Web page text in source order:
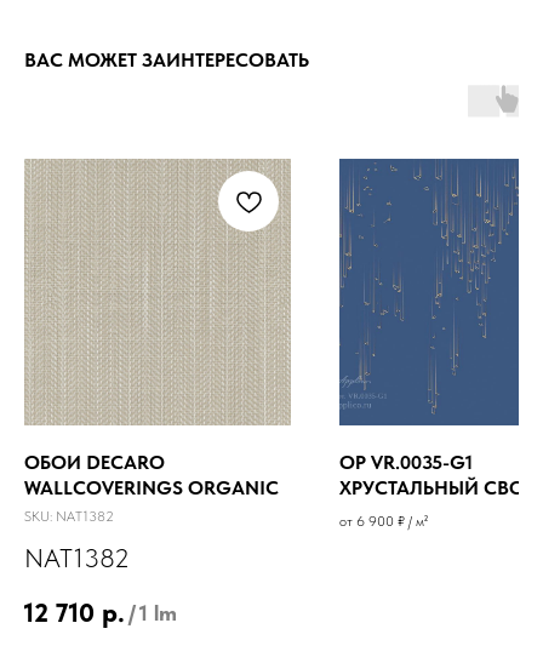
ВАС МОЖЕТ ЗАИНТЕРЕСОВАТЬ
ОБОИ DECARO
WALLCOVERINGS ORGANIC
SKU: NAT1382
NAT1382
12 710 р./1 lm
OP VR.0035-G1
ХРУСТАЛЬНЫЙ СВОД
от 6 900 ₽ / м²